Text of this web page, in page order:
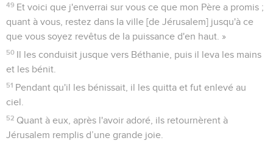
49 Et voici que j'enverrai sur vous ce que mon Père a promis ;
quant à vous, restez dans la ville [de Jérusalem] jusqu'à ce
que vous soyez revêtus de la puissance d'en haut. »
50 Il les conduisit jusque vers Béthanie, puis il leva les mains
et les bénit.
51 Pendant qu'il les bénissait, il les quitta et fut enlevé au
ciel.
52 Quant à eux, après l'avoir adoré, ils retournèrent à
Jérusalem remplis d’une grande joie.